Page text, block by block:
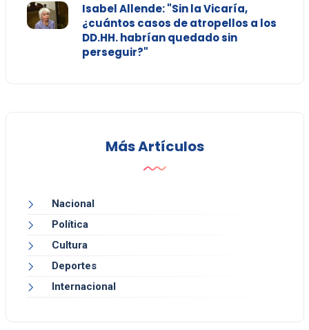
Isabel Allende: "Sin la Vicaría,
¿cuántos casos de atropellos a los
DD.HH. habrían quedado sin
perseguir?"
Más Artículos
Nacional
Política
Cultura
Deportes
Internacional